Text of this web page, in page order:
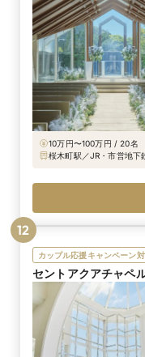
10万円〜100万円 / 20名
桜木町駅／JR・市営地下
カップル応援キャンペーン
セントアクアチャペ
12